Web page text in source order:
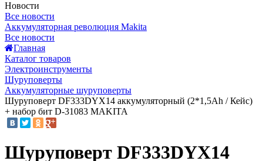
Новости
Все новости
Аккумуляторная революция Makita
Все новости
Главная
Каталог товаров
Электроинструменты
Шуруповерты
Аккумуляторные шуруповерты
Шуруповерт DF333DYX14 аккумуляторный (2*1,5Ah / Кейс)
+ набор бит D-31083 MAKITA
Шуруповерт DF333DYX14